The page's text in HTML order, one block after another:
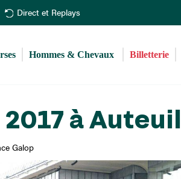
Direct et Replays
Hommes & Chevaux Billetterie
à Auteuil
Galop